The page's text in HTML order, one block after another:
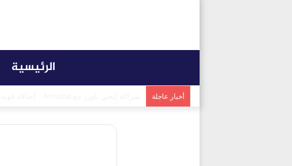
الرئيسية
أخبار عاجلة